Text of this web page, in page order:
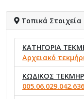
Τοπικά Στοιχεία
ΚΑΤΗΓΟΡΙΑ
Αρχειακό
ΚΩΔΙΚΟΣ